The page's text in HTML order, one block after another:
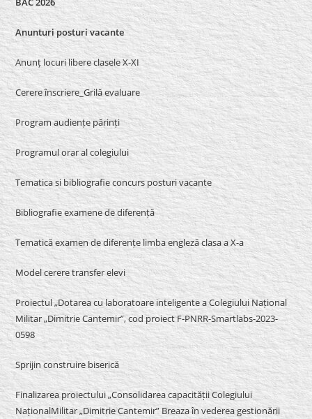
Anunturi posturi vacante
Anunț locuri libere clasele X-XI
Cerere înscriere_Grilă evaluare
Program audiențe părinți
Programul orar al colegiului
Tematica si bibliografie concurs posturi vacante
Bibliografie examene de diferență
Tematică examen de diferențe limba engleză clasa a X-a
Model cerere transfer elevi
Proiectul „Dotarea cu laboratoare inteligente a Colegiului Național
Militar „Dimitrie Cantemir”, cod proiect F-PNRR-Smartlabs-2023-
0598
Sprijin construire biserică
Finalizarea proiectului „Consolidarea capacității Colegiului
NaționalMilitar „Dimitrie Cantemir” Breaza în vederea gestionării